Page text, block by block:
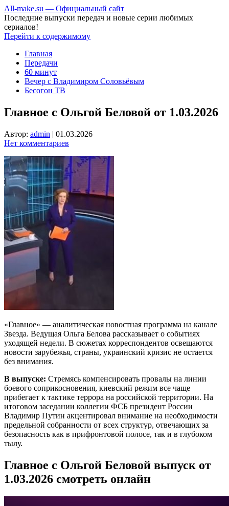
All-make.su — Официальный сайт
Последние выпуски передач и новые серии любимых
сериалов!
Перейти к содержимому
Главная
Передачи
60 минут
Вечер с Владимиром Соловьёвым
Бесогон ТВ
Главное с Ольгой Беловой от 1.03.2026
Автор: admin | 01.03.2026
Нет комментариев
«Главное» — аналитическая новостная программа на канале
Звезда. Ведущая Ольга Белова рассказывает о событиях
уходящей недели. В сюжетах корреспондентов освещаются
новости зарубежья, страны, украинский кризис не остается
без внимания.
В выпуске: Стремясь компенсировать провалы на линии
боевого соприкосновения, киевский режим все чаще
прибегает к тактике террора на российской территории. На
итоговом заседании коллегии ФСБ президент России
Владимир Путин акцентировал внимание на необходимости
предельной собранности от всех структур, отвечающих за
безопасность как в прифронтовой полосе, так и в глубоком
тылу.
Главное с Ольгой Беловой выпуск от
1.03.2026 смотреть онлайн